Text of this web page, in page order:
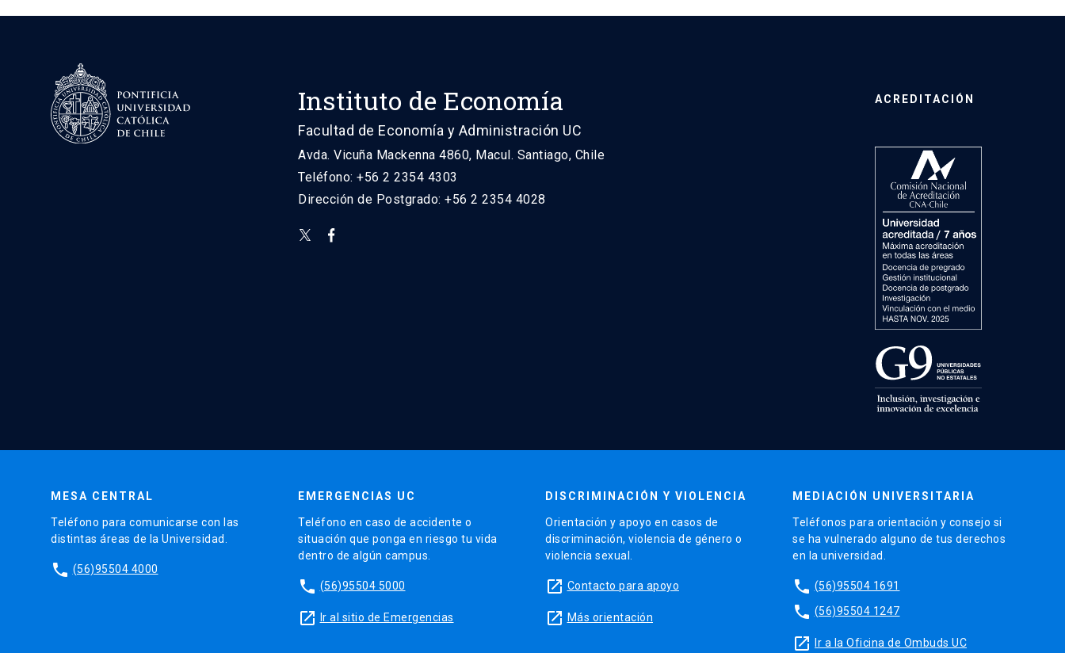
Instituto de Economía
Facultad de Economía y Administración UC
Avda. Vicuña Mackenna 4860, Macul. Santiago, Chile
Teléfono: +56 2 2354 4303
Dirección de Postgrado: +56 2 2354 4028
ACREDITACIÓN
MESA CENTRAL
Teléfono para comunicarse con las
distintas áreas de la Universidad.
phone (56)95504 4000
EMERGENCIAS UC
Teléfono en caso de accidente o
situación que ponga en riesgo tu vida
dentro de algún campus.
phone (56)95504 5000
launch Ir al sitio de Emergencias
DISCRIMINACIÓN Y VIOLENCIA
Orientación y apoyo en casos de
discriminación, violencia de género o
violencia sexual.
launch Contacto para apoyo
launch Más orientación
MEDIACIÓN UNIVERSITARIA
Teléfonos para orientación y consejo si
se ha vulnerado alguno de tus derechos
en la universidad.
phone (56)95504 1691
phone (56)95504 1247
launch Ir a la Oficina de Ombuds UC